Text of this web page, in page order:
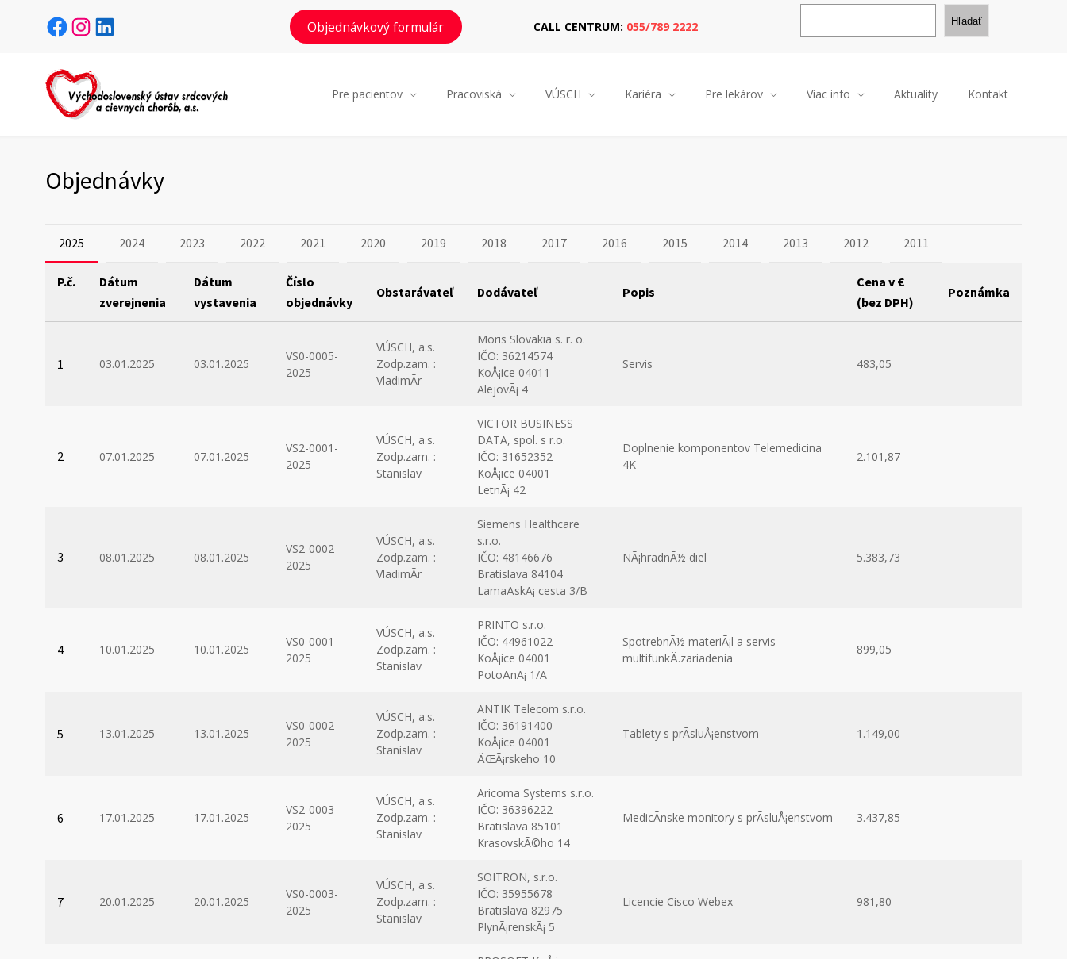
Facebook Instagram LinkedIn Objednávkový formulár CALL CENTRUM: 055/789 2222
H
d
Hľadať
Pre pacientov Pracoviská VÚSCH Kariéra Pre lekárov Viac info Aktuality Kontakt
Objednávky
2025 2024 2023 2022 2021 2020 2019 2018 2017 2016 2015 2014 2013 2012 2011
P.č.
Dátum
zverejnenia
Dátum
vystavenia
Číslo
objednávky
Obstarávateľ Dodávateľ Popis
Cena v €
(bez DPH)
Poznámka
1 03.01.2025 03.01.2025
VS0-0005-
2025
VÚSCH, a.s.
Zodp.zam. :
VladimÃ­r
Moris Slovakia s. r. o.
IČO: 36214574
KoÅ¡ice 04011
AlejovÃ¡ 4
Servis 483,05
2 07.01.2025 07.01.2025
VS2-0001-
2025
VÚSCH, a.s.
Zodp.zam. :
Stanislav
VICTOR BUSINESS
DATA, spol. s r.o.
IČO: 31652352
KoÅ¡ice 04001
LetnÃ¡ 42
Doplnenie komponentov Telemedicina
4K
2.101,87
3 08.01.2025 08.01.2025
VS2-0002-
2025
VÚSCH, a.s.
Zodp.zam. :
VladimÃ­r
Siemens Healthcare
s.r.o.
IČO: 48146676
Bratislava 84104
LamaÄskÃ¡ cesta 3/B
NÃ¡hradnÃ½ diel 5.383,73
4 10.01.2025 10.01.2025
VS0-0001-
2025
VÚSCH, a.s.
Zodp.zam. :
Stanislav
PRINTO s.r.o.
IČO: 44961022
KoÅ¡ice 04001
PotoÄnÃ¡ 1/A
SpotrebnÃ½ materiÃ¡l a servis
multifunkÄ.zariadenia
899,05
5 13.01.2025 13.01.2025
VS0-0002-
2025
VÚSCH, a.s.
Zodp.zam. :
Stanislav
ANTIK Telecom s.r.o.
IČO: 36191400
KoÅ¡ice 04001
ÄŒÃ¡rskeho 10
Tablety s prÃ­sluÅ¡enstvom 1.149,00
6 17.01.2025 17.01.2025
VS2-0003-
2025
VÚSCH, a.s.
Zodp.zam. :
Stanislav
Aricoma Systems s.r.o.
IČO: 36396222
Bratislava 85101
KrasovskÃ©ho 14
MedicÃ­nske monitory s prÃ­sluÅ¡enstvom 3.437,85
7 20.01.2025 20.01.2025
VS0-0003-
2025
VÚSCH, a.s.
Zodp.zam. :
Stanislav
SOITRON, s.r.o.
IČO: 35955678
Bratislava 82975
PlynÃ¡renskÃ¡ 5
Licencie Cisco Webex 981,80